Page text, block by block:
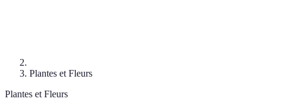
Plantes et Fleurs
Plantes et Fleurs